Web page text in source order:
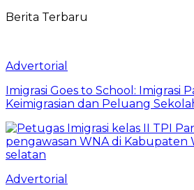
Berita Terbaru
Advertorial
Imigrasi Goes to School: Imigrasi
Keimigrasian dan Peluang
Advertorial